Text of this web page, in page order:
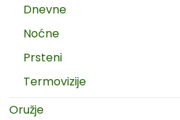
Dnevne
Noćne
Prsteni
Termovizije
Oružje